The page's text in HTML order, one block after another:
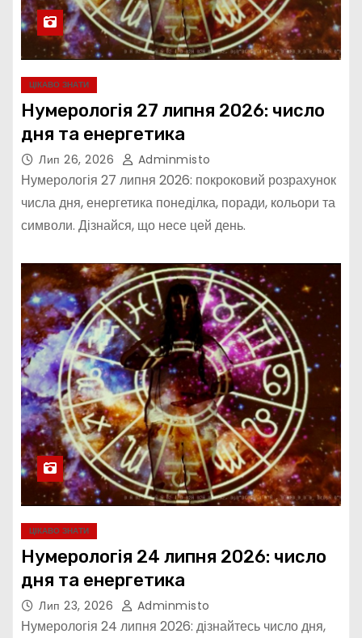
ЦІКАВО ЗНАТИ
Нумерологія 27 липня 2026: число
дня та енергетика
Лип 26, 2026 Adminmisto
Нумерологія 27 липня 2026: покроковий розрахунок
числа дня, енергетика понеділка, поради, кольори та
символи. Дізнайся, що несе цей день.
ЦІКАВО ЗНАТИ
Нумерологія 24 липня 2026: число
дня та енергетика
Лип 23, 2026 Adminmisto
Нумерологія 24 липня 2026: дізнайтесь число дня,